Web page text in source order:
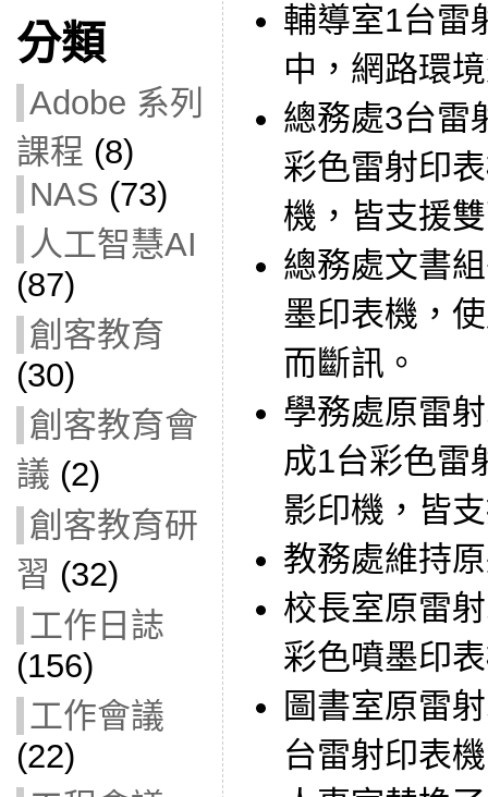
分類
Adobe 系列
課程 (8)
NAS (73)
人工智慧AI
(87)
創客教育
(30)
創客教育會
議 (2)
創客教育研
習 (32)
工作日誌
(156)
工作會議
(22)
輔導室1台雷
中，網路環
總務處3台雷
彩色雷射印
機，皆支援
總務處文書
墨印表機，
而斷訊。
學務處原雷
成1台彩色雷
影印機，皆
教務處維持
校長室原雷
彩色噴墨印
圖書室原雷
台雷射印表